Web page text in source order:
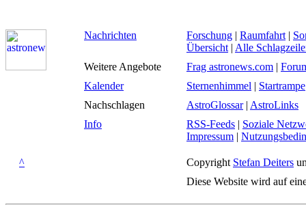
Nachrichten Forschung | Raumfahrt |
Übersicht | Alle
Weitere Angebote
Frag astronews.com |
Kalender
Sternenhimmel | Startrampe
Nachschlagen
AstroGlossar| AstroLinks
Info
RSS-Feeds | Soziale
Impressum |
^ Copyright Stefan Deiters
Diese Website wird auf